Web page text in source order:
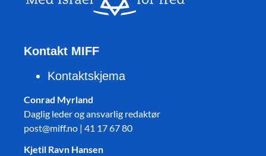
Kontakt MIFF
Kontaktskjema
Conrad Myrland
Daglig leder og ansvarlig redaktør
post@miff.no | 41 17 67 80
Kjetil Ravn Hansen